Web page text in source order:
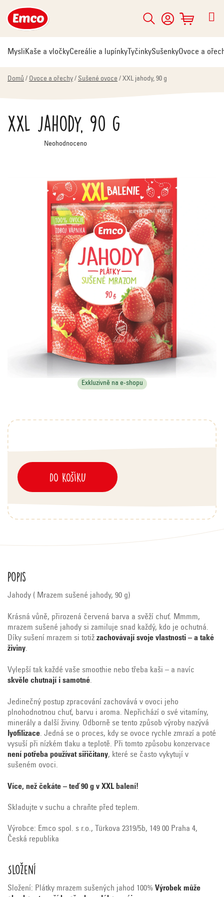
na
obsah
Hledat
NÁKUPNÍ
KOŠÍK
MysliKaše a vločkyCereálie a lupínky TyčinkySušenkyOvoce a
Domů / Ovoce a ořechy / Sušené ovoce / XXL jahody, 90 g
DO KOŠÍKU
XXL jahody, 90 g
Průměrné
hodnocení
Neohodnoceno
Exkluzivně na e-shopu
Popis
Jahody ( Mrazem sušené jahody, 90 g)
Krásná vůně, přirozená červená barva a svěží chuť. Mmmm,
mrazem sušené jahody si zamiluje snad každý, kdo je ochutná.
Díky sušení mrazem si totiž zachovávají svoje vlastnosti – a také
živiny.
Vylepší tak každé vaše smoothie nebo třeba kaši – a navíc
skvěle chutnají i samotné.
Jedinečný postup zpracování zachovává v ovoci jeho
plnohodnotnou chuť, barvu i aroma. Nepřichází o své vitamíny,
minerály a další živiny. Odborně se tento způsob výroby nazývá
lyofilizace. Jedná se o proces, kdy se ovoce rychle zmrazí a poté
vysuší při nízkém tlaku a teplotě. Při tomto způsobu konzervace
není potřeba používat siřičitany, které se často vykytují v
sušeném ovoci.
Více, než čekáte – teď 90 g v XXL balení!
Skladujte v suchu a chraňte před teplem.
Výrobce: Emco spol. s r.o., Türkova 2319/5b, 149 00 Praha 4,
Česká republika
Složení
Složení: Plátky mrazem sušených jahod 100% Výrobek může